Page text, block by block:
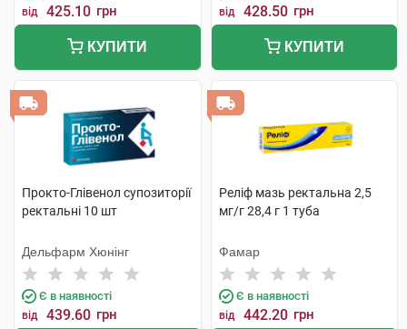
від 425.10 грн
КУПИТИ
від 428.50 грн
КУПИТИ
Прокто-Глівенол супозиторії
ректальні 10 шт
Дельфарм Хюнінг
Є в наявності
від 439.60 грн
Реліф мазь ректальна 2,5
мг/г 28,4 г 1 туба
Фамар
Є в наявності
від 442.20 грн